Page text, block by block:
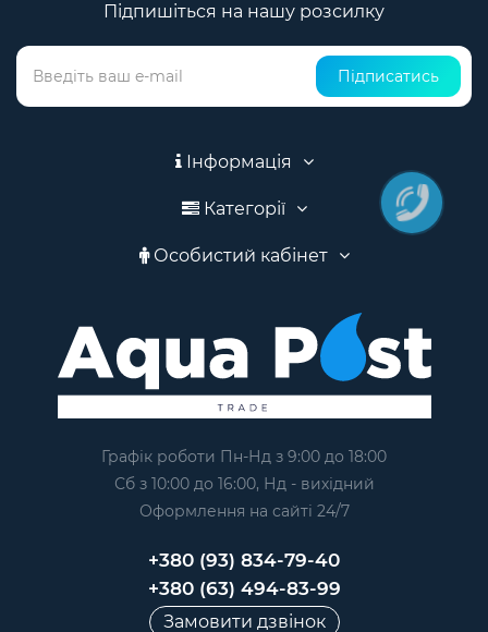
Підпишіться на нашу розсилку
Підписатись
Інформація
Категорії
Особистий кабінет
Графік роботи Пн-Нд з 9:00 до 18:00
Сб з 10:00 до 16:00, Нд - вихідний
Оформлення на сайтi 24/7
+380 (93) 834-79-40
+380 (63) 494-83-99
Замовити дзвінок